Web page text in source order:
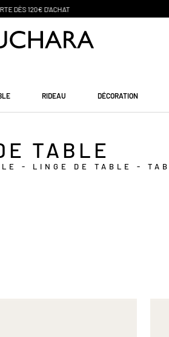
EN 3 SANS FRAIS
RIDEAU DÉCORATION
- LINGE DE TABLE -
TABLE